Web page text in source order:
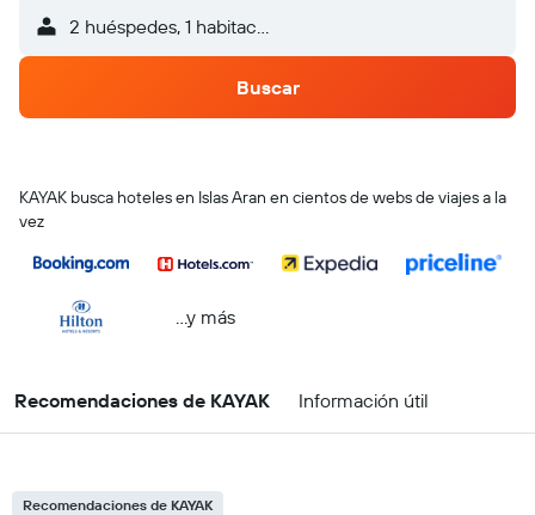
2 huéspedes, 1 habitación
Buscar
KAYAK busca hoteles en Islas Aran en cientos de webs de viajes a la
vez
...y más
Recomendaciones de KAYAK Información útil
Recomendaciones de KAYAK